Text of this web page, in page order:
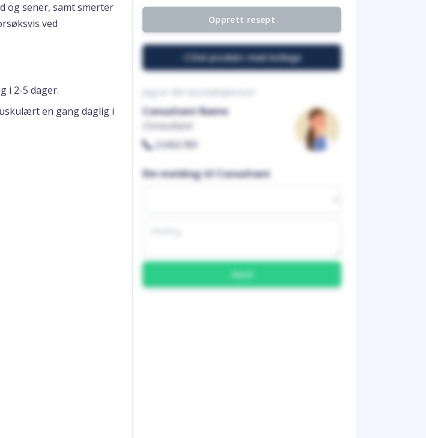
og sener, samt smerter
ved
i 2-5 dager.
en gang daglig i
Opprett resept
Del produkt med kollega
Jeg er din kontaktperson
Consultant Name
Consultant
23456789
Din melding til Consultant
Send